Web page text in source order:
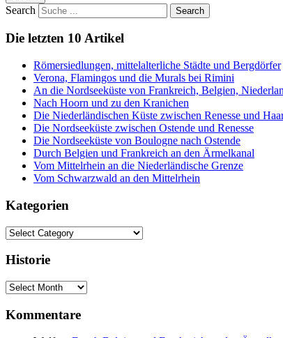
Search
Die letzten 10 Artikel
Römersiedlungen, mittelalterliche Städte und Bergdörfer
Verona, Flamingos und die Murals bei Rimini
An die Nordseeküste von Frankreich, Belgien,
Nach Hoorn und zu den Kranichen
Die Niederländischen Küste zwischen Renesse und
Die Nordseeküste zwischen Ostende und Renesse
Die Nordseeküste von Boulogne nach Ostende
Durch Belgien und Frankreich an den Ärmelkanal
Vom Mittelrhein an die Niederländische Grenze
Vom Schwarzwald an den Mittelrhein
Kategorien
Kategorien
Historie
Historie
Kommentare